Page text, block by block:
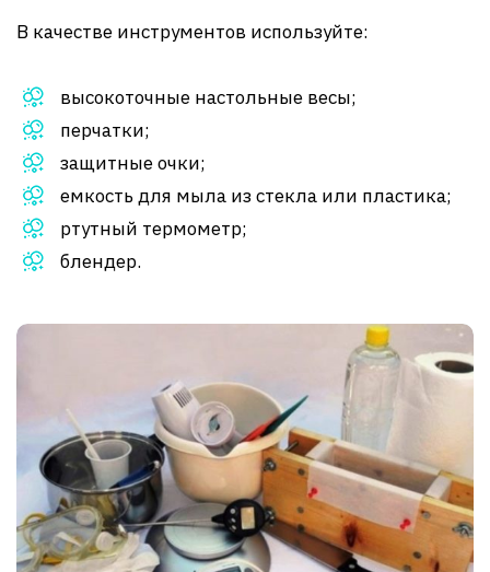
В качестве инструментов используйте:
высокоточные настольные весы;
перчатки;
защитные очки;
емкость для мыла из стекла или пластика;
ртутный термометр;
блендер.